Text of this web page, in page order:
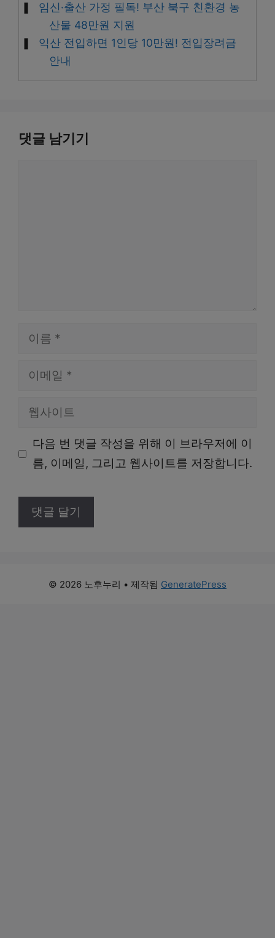
임신·출산 가정 필독! 부산 북구 친환경 농
산물 48만원 지원
익산 전입하면 1인당 10만원! 전입장려금
안내
댓글 남기기
일
다음 번 댓글 작성을 위해 이 브라우저에 이
름, 이메일, 그리고 웹사이트를 저장합니다.
© 2026 노후누리 • 제작됨 GeneratePress